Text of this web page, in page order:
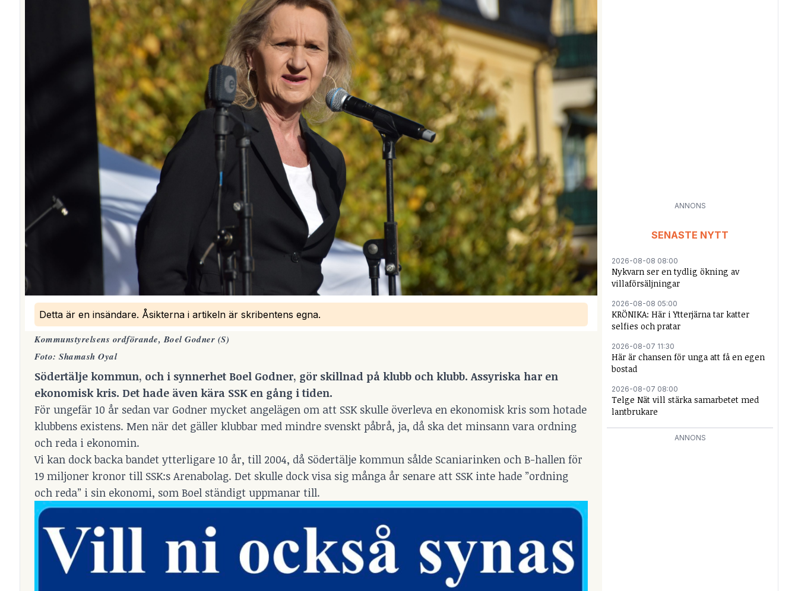
Detta är en insändare. Åsikterna i artikeln är skribentens egna.
Kommunstyrelsens ordförande, Boel Godner (S)
Foto: Shamash Oyal
Södertälje kommun, och i synnerhet Boel Godner, gör skillnad på klubb och klubb.Assyriska har en
ekonomisk kris. Det hade även kära SSK en gång i tiden.
För ungefär 10 år sedan var Godner mycket angelägen om att SSK skulle överleva en ekonomisk kris som hotade
klubbens existens. Men när det gäller klubbar med mindre svenskt påbrå, ja, då ska det minsann vara ordning
och reda i ekonomin.
Vi kan dock backa bandet ytterligare 10 år, till 2004, då Södertälje kommun sålde Scaniarinken och B-hallen för
19 miljoner kronor till SSK:s Arenabolag. Det skulle dock visa sig många år senare att SSK inte hade ”ordning
och reda” i sin ekonomi, som Boel ständigt uppmanar till.
ANNONS
SENASTE NYTT
2026-08-08 08:00
Nykvarn ser en tydlig ökning av
villaförsäljningar
2026-08-08 05:00
KRÖNIKA: Här i Ytterjärna tar katter
selfies och pratar
2026-08-07 11:30
Här är chansen för unga att få en egen
bostad
2026-08-07 08:00
Telge Nät vill stärka samarbetet med
lantbrukare
ANNONS